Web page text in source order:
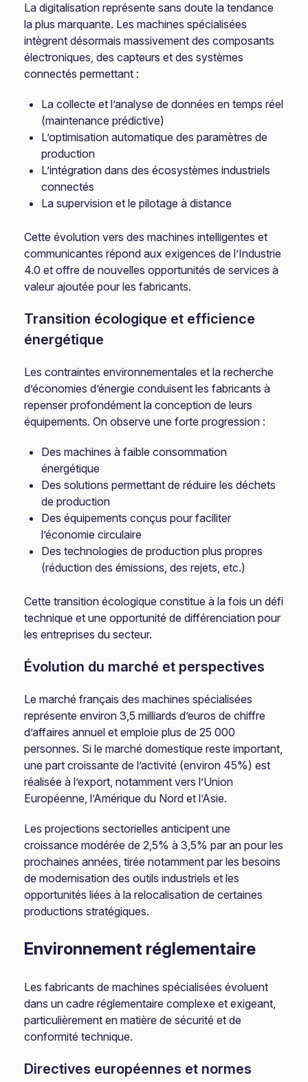
La digitalisation représente sans doute la tendance
la plus marquante. Les machines spécialisées
intègrent désormais massivement des composants
électroniques, des capteurs et des systèmes
connectés permettant :
La collecte et l’analyse de données en temps réel
(maintenance prédictive)
L’optimisation automatique des paramètres de
production
L’intégration dans des écosystèmes industriels
connectés
La supervision et le pilotage à distance
Cette évolution vers des machines intelligentes et
communicantes répond aux exigences de l’Industrie
4.0 et offre de nouvelles opportunités de services à
valeur ajoutée pour les fabricants.
Transition écologique et efficience
énergétique
Les contraintes environnementales et la recherche
d’économies d’énergie conduisent les fabricants à
repenser profondément la conception de leurs
équipements. On observe une forte progression :
Des machines à faible consommation
énergétique
Des solutions permettant de réduire les déchets
de production
Des équipements conçus pour faciliter
l’économie circulaire
Des technologies de production plus propres
(réduction des émissions, des rejets, etc.)
Cette transition écologique constitue à la fois un défi
technique et une opportunité de différenciation pour
les entreprises du secteur.
Évolution du marché et perspectives
Le marché français des machines spécialisées
représente environ 3,5 milliards d’euros de chiffre
d’affaires annuel et emploie plus de 25 000
personnes. Si le marché domestique reste important,
une part croissante de l’activité (environ 45%) est
réalisée à l’export, notamment vers l’Union
Européenne, l’Amérique du Nord et l’Asie.
Les projections sectorielles anticipent une
croissance modérée de 2,5% à 3,5% par an pour les
prochaines années, tirée notamment par les besoins
de modernisation des outils industriels et les
opportunités liées à la relocalisation de certaines
productions stratégiques.
Environnement réglementaire
Les fabricants de machines spécialisées évoluent
dans un cadre réglementaire complexe et exigeant,
particulièrement en matière de sécurité et de
conformité technique.
Directives européennes et normes